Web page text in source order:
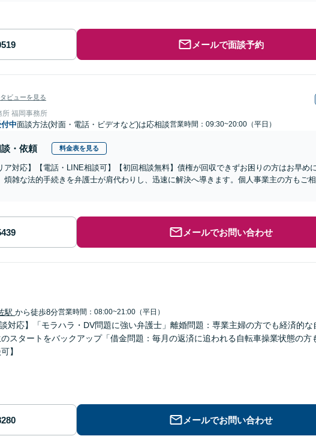
メールで面談予約
ビューを見る
所 福岡事務所
中面談方法(対面・電話・ビデオなど)は応相談営業時間：09:30~20:00（平日）
・依頼 料金表を見る
ア対応】【電話・LINE相談可】【初回相談無料】債権が回収できずお困りの方はお早め
煩雑な法的手続きを弁護士が肩代わりし、迅速に解決へ導きます。個人事業主の方もご
メールでお問い合わせ
駅 から徒歩8分営業時間：08:00~21:00（平日）
対応】「モラハラ・DV問題に強い弁護士」離婚問題：専業主婦の方でも経済的な
スタートをバックアップ「借金問題：毎月の返済に追われる自転車操業状態の方
】
メールでお問い合わせ